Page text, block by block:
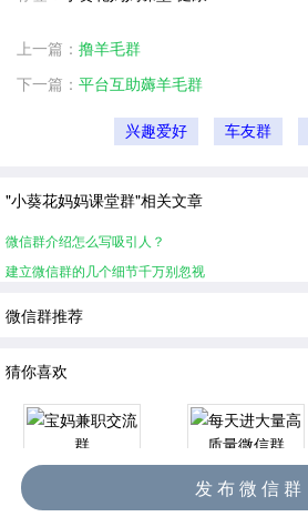
上一篇： 撸羊毛群
下一篇： 平台互助薅羊毛群
兴趣爱好 车友群
"小葵花妈妈课堂群"相关文章
微信群介绍怎么写吸引人？
建立微信群的几个细节千万别忽视
微信群推荐
猜你喜欢
发 布 微 信 群